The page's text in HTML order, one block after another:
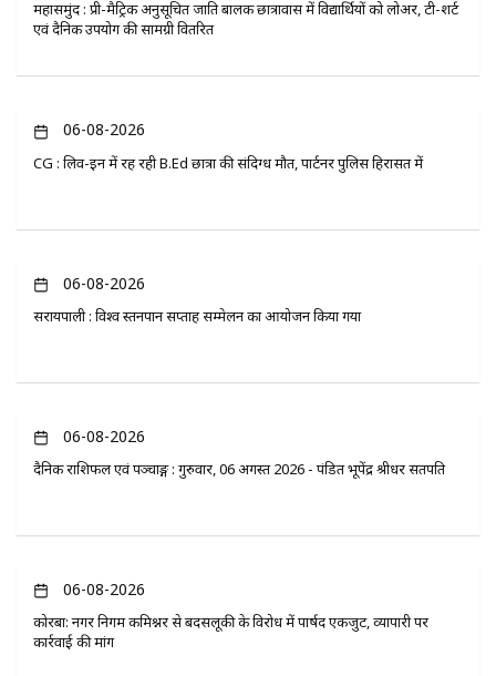
महासमुंद : प्री-मैट्रिक अनुसूचित जाति बालक छात्रावास में विद्यार्थियों को लोअर, टी-शर्ट
एवं दैनिक उपयोग की सामग्री वितरित
06-08-2026
CG : लिव-इन में रह रही B.Ed छात्रा की संदिग्ध मौत, पार्टनर पुलिस हिरासत में
06-08-2026
सरायपाली : विश्व स्तनपान सप्ताह सम्मेलन का आयोजन किया गया
06-08-2026
दैनिक राशिफल एवं पञ्चाङ्ग : गुरुवार, 06 अगस्त 2026 - पंडित भूपेंद्र श्रीधर सतपति
06-08-2026
कोरबा: नगर निगम कमिश्नर से बदसलूकी के विरोध में पार्षद एकजुट, व्यापारी पर
कार्रवाई की मांग